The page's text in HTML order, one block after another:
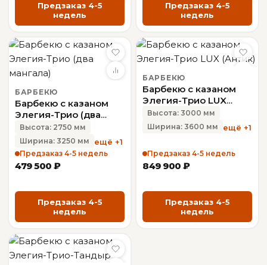
Предзаказ 4-5
недель
Предзаказ 4-5
недель
БАРБЕКЮ
Барбекю с казаном
Элегия-Трио (два
мангала)
Высота: 2750 мм
Ширина: 3250 мм
ещё +1
Предзаказ 4-5 недель
479 500 ₽
Предзаказ 4-5
недель
БАРБЕКЮ
Барбекю с казаном
Элегия-Трио LUX
(Антик)
Высота: 3000 мм
Ширина: 3600 мм
ещё +1
Предзаказ 4-5 недель
849 900 ₽
Предзаказ 4-5
недель